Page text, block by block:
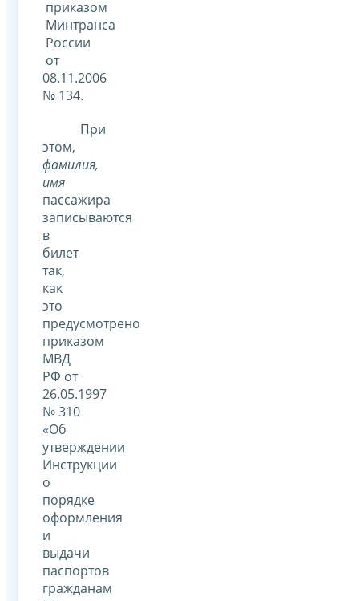
приказом
Минтранса
России
от
08.11.2006
№ 134.
При
этом,
фамилия,
имя
пассажира
записываются
в
билет
так,
как
это
предусмотрено
приказом
МВД
РФ от
26.05.1997
№ 310
«Об
утверждении
Инструкции
о
порядке
оформления
и
выдачи
паспортов
гражданам